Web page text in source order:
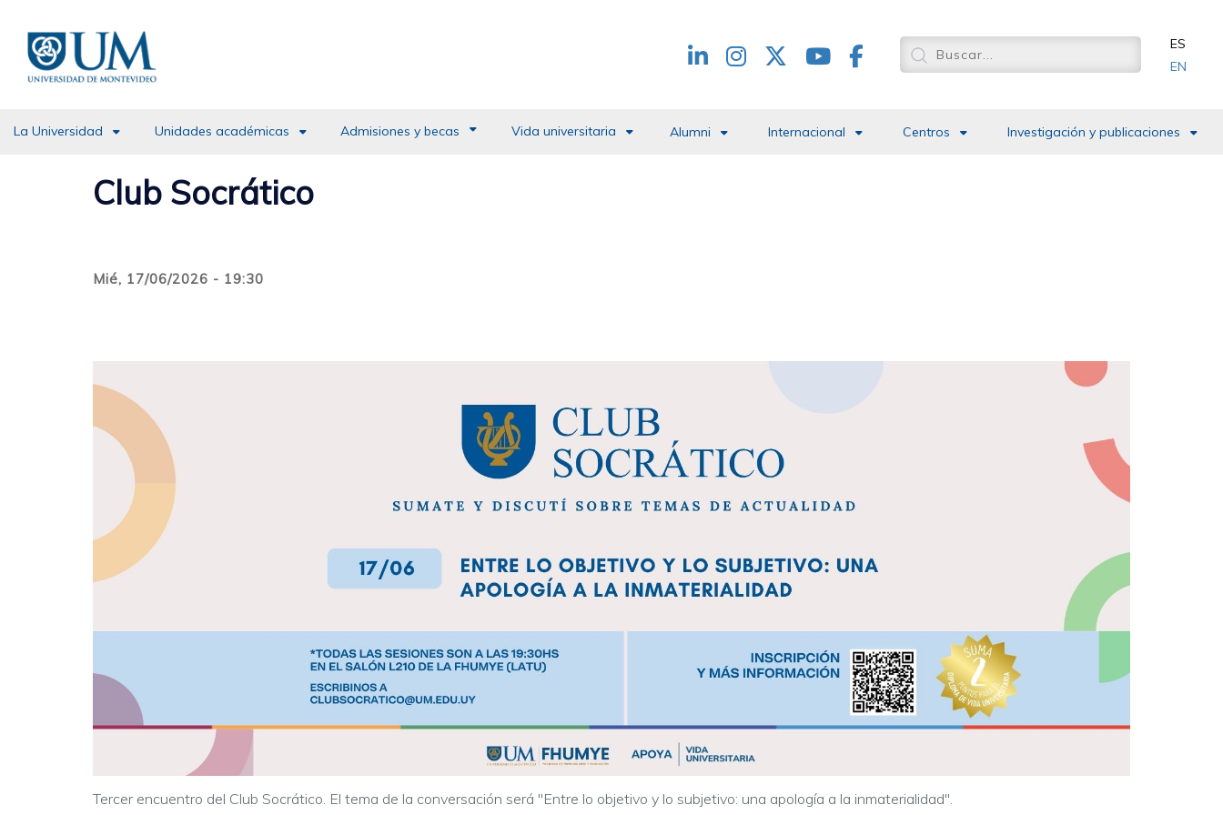
contenido
principal
Redes
ES
EN
La Universidad Unidades académicas Admisiones y becas Vida universitaria Alumni Internacional Centros Investigación y publicaciones
Club Socrático
Mié, 17/06/2026 - 19:30
Tercer encuentro del Club Socrático. El tema de la conversación será "Entre lo objetivo y lo subjetivo: una apología a la inmaterialidad".